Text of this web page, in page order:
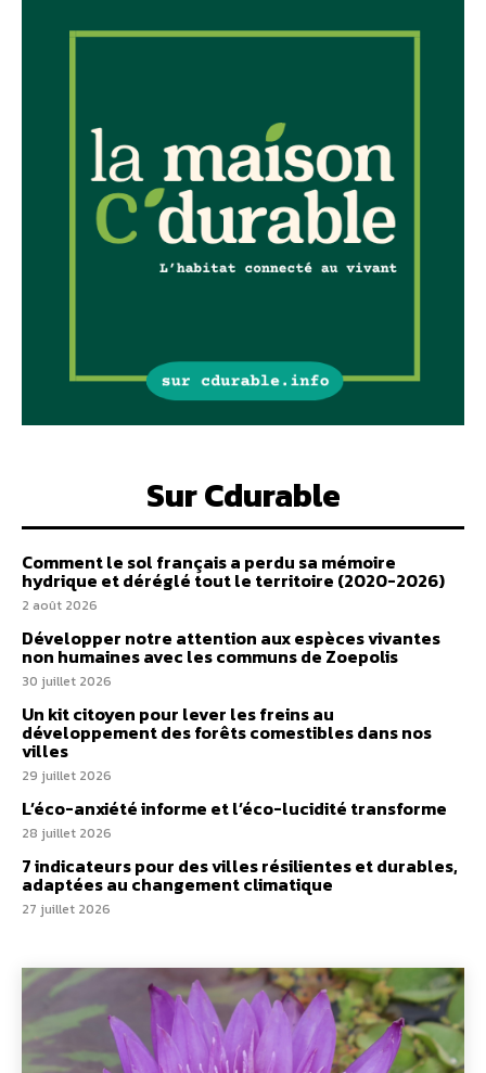
Sur Cdurable
Comment le sol français a perdu sa mémoire
hydrique et déréglé tout le territoire (2020-2026)
2 août 2026
Développer notre attention aux espèces vivantes
non humaines avec les communs de Zoepolis
30 juillet 2026
Un kit citoyen pour lever les freins au
développement des forêts comestibles dans nos
villes
29 juillet 2026
L’éco-anxiété informe et l’éco-lucidité transforme
28 juillet 2026
7 indicateurs pour des villes résilientes et durables,
adaptées au changement climatique
27 juillet 2026